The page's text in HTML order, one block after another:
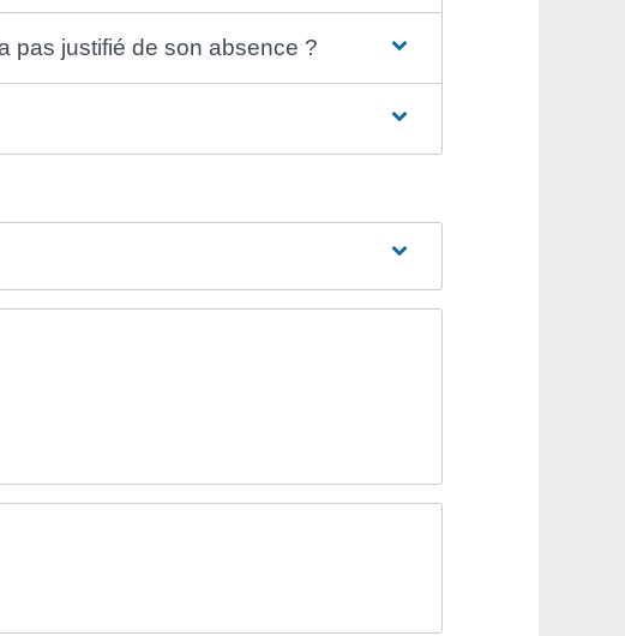
pas justifié de son absence ?